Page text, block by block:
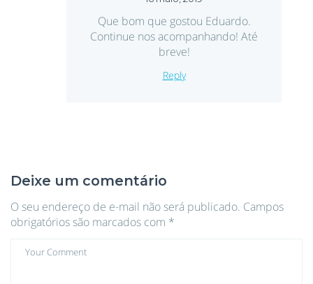
Que bom que gostou Eduardo.
Continue nos acompanhando! Até
breve!
Reply
Deixe um comentário
O seu endereço de e-mail não será publicado. Campos
obrigatórios são marcados com *